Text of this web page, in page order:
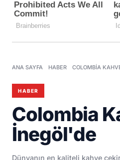
ANA SAYFA HABER COLOMBIA
HABER
Colombia
İnegöl'de
​Dünyanın en kaliteli kahve